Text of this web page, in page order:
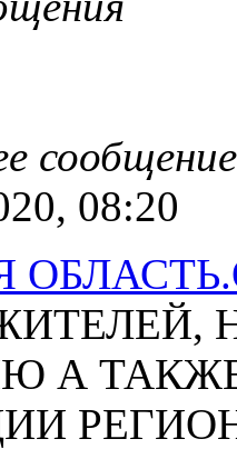
сообщение
08:20
А